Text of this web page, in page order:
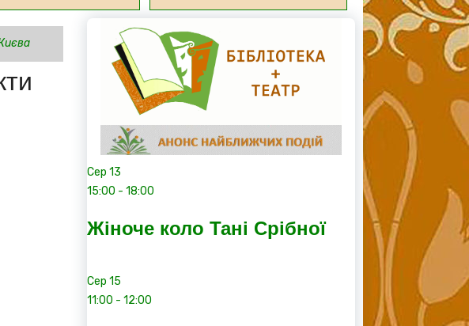
Сер13
15:00 -18:00
Жіноче коло Тані Срібної
Сер15
11:00 -12:00